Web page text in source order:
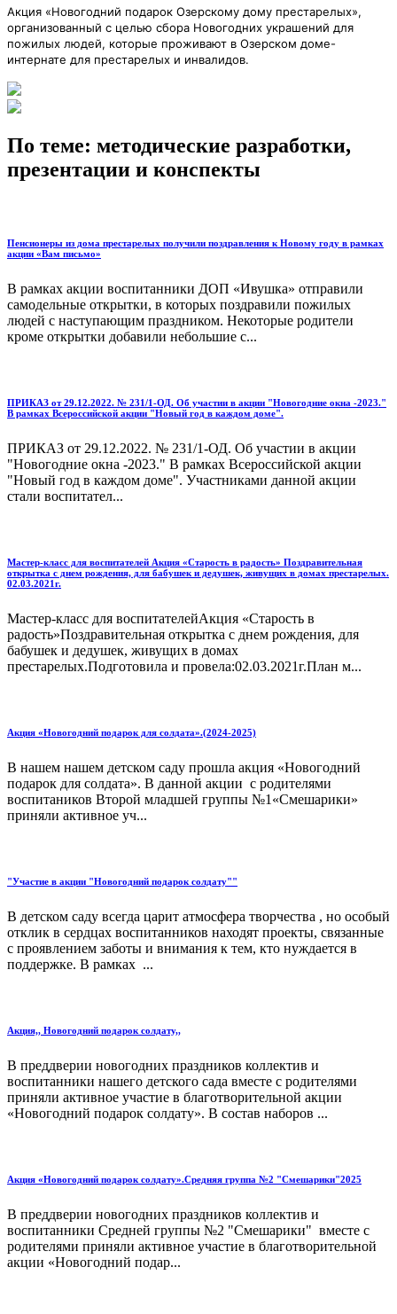
Акция «Новогодний подарок Озерскому дому престарелых»,
организованный с целью сбора Новогодних украшений для
пожилых людей, которые проживают в Озерском доме-
интернате для престарелых и инвалидов.
По теме: методические разработки,
презентации и конспекты
Пенсионеры из дома престарелых получили поздравления к Новому году в рамках
акции «Вам письмо»
В рамках акции воспитанники ДОП «Ивушка» отправили
самодельные открытки, в которых поздравили пожилых
людей с наступающим праздником. Некоторые родители
кроме открытки добавили небольшие с...
ПРИКАЗ от 29.12.2022. № 231/1-ОД. Об участии в акции "Новогодние окна -2023."
В рамках Всероссийской акции "Новый год в каждом доме".
ПРИКАЗ от 29.12.2022. № 231/1-ОД. Об участии в акции
"Новогодние окна -2023." В рамках Всероссийской акции
"Новый год в каждом доме". Участниками данной акции
стали воспитател...
Мастер-класс для воспитателей Акция «Старость в радость» Поздравительная
открытка с днем рождения, для бабушек и дедушек, живущих в домах престарелых.
02.03.2021г.
Мастер-класс для воспитателейАкция «Старость в
радость»Поздравительная открытка с днем рождения, для
бабушек и дедушек, живущих в домах
престарелых.Подготовила и провела:02.03.2021г.План м...
Акция «Новогодний подарок для солдата».(2024-2025)
В нашем нашем детском саду прошла акция «Новогодний
подарок для солдата». В данной акции с родителями
воспитаников Второй младшей группы №1«Смешарики»
приняли активное уч...
"Участие в акции "Новогодний подарок солдату""
В детском саду всегда царит атмосфера творчества , но особый
отклик в сердцах воспитанников находят проекты, связанные
с проявлением заботы и внимания к тем, кто нуждается в
поддержке. В рамках ...
Акция,, Новогодний подарок солдату,,
В преддверии новогодних праздников коллектив и
воспитанники нашего детского сада вместе с родителями
приняли активное участие в благотворительной акции
«Новогодний подарок солдату». В состав наборов ...
Акция «Новогодний подарок солдату».Средняя группа №2 "Смешарики"2025
В преддверии новогодних праздников коллектив и
воспитанники Средней группы №2 "Смешарики" вместе с
родителями приняли активное участие в благотворительной
акции «Новогодний подар...